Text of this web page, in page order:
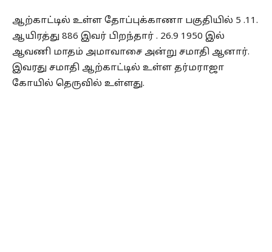
ஆற்காட்டில் உள்ள தோப்புக்காணா பகுதியில் 5 .11.
ஆயிரத்து 886 இவர் பிறந்தார் . 26.9 1950 இல்
ஆவணி மாதம் அமாவாசை அன்று சமாதி ஆனார்.
இவரது சமாதி ஆற்காட்டில் உள்ள தர்மராஜா
கோயில் தெருவில் உள்ளது.